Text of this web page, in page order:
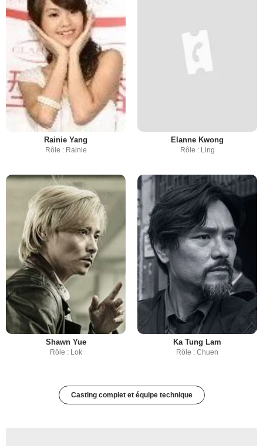
Rainie Yang
Rôle : Rainie
Elanne Kwong
Rôle : Ling
Shawn Yue
Rôle : Lok
Ka Tung Lam
Rôle : Chuen
Casting complet et équipe technique